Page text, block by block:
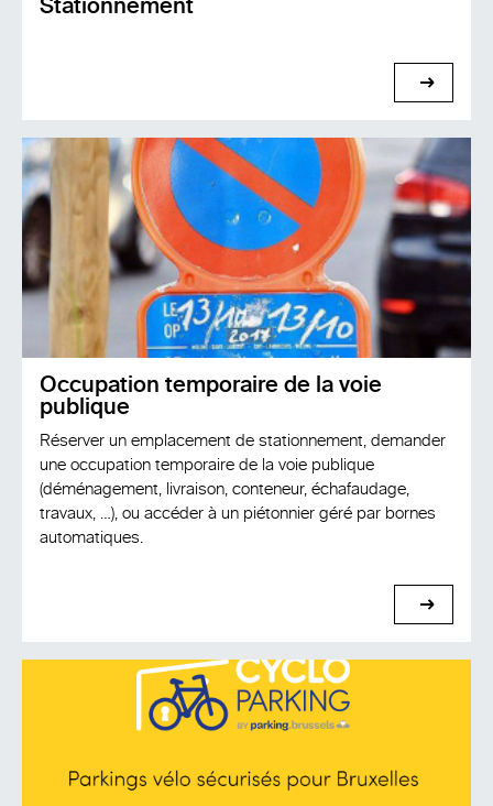
Stationnement
voir
Occupation temporaire de la voie
publique
Réserver un emplacement de stationnement, demander
une occupation temporaire de la voie publique
(déménagement, livraison, conteneur, échafaudage,
travaux, …), ou accéder à un piétonnier géré par bornes
automatiques.
voir